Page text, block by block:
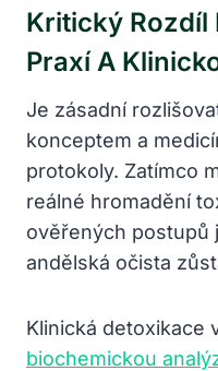
Kritický Rozdíl
Praxí A
Je zásadní
konceptem a
protokoly. Zatímco
reálné hromadění
ověřených postupů
andělská očista
Klinická detoxikace
biochemickou